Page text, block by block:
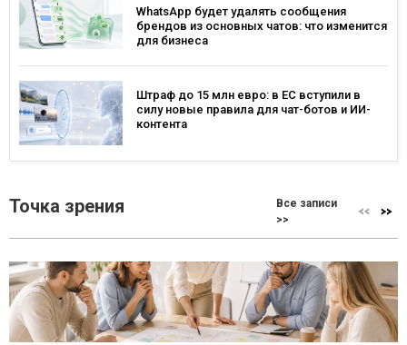
WhatsApp будет удалять сообщения
брендов из основных чатов: что изменится
для бизнеса
Штраф до 15 млн евро: в ЕС вступили в
силу новые правила для чат-ботов и ИИ-
контента
Точка зрения
Все записи
>>